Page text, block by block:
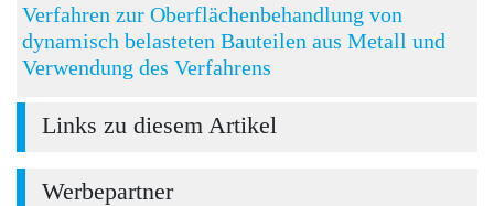
Verfahren zur Oberflächenbehandlung von
dynamisch belasteten Bauteilen aus Metall und
Verwendung des Verfahrens
Links zu diesem Artikel
Werbepartner